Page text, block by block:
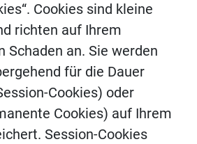
Cookies sind kleine
richten auf Ihrem
Schaden an. Sie werden
für die Dauer
Cookies) oder
Cookies) auf Ihrem
Session-Cookies